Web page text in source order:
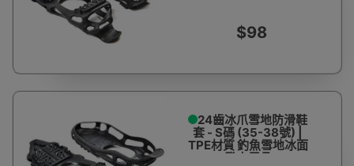
$98
24齒冰爪雪地防滑鞋
套 - S碼 (35-38號) |
TPE材質 釣魚雪地冰面
登山用品